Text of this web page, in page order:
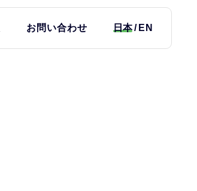
お問い合わせ 日本 EN